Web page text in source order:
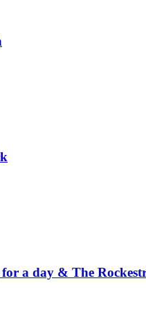
a day & The